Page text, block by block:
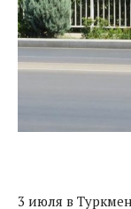
3 июля в